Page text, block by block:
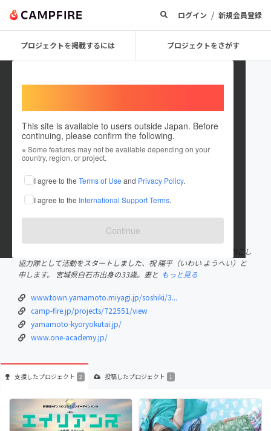
ログイン / 新規会員登録
プロジェクトを掲載するには プロジェクトをさがす
This site is available to users outside Japan. Before
continuing, please confirm the following.
※ Some features may not be available depending on your
country, region, or project.
I agree to the Terms of Use and Privacy Policy.
I agree to the International Support Terms.
Continue
祝陽平/宮城県・山元町地域おこし
プロジェクトオーナー
これまでに2回支援して1件のプロジェクトを投稿しています
在住国：日本 現在地：未設定
出身地：未設定
皆さま、はじめまして！ 2025年7月より、宮城県・山元町の地域おこし
協力隊として活動をスタートしました、祝 陽平（いわい ようへい）と
申します。 宮城県白石市出身の33歳。妻と もっと見る
www.town.yamamoto.miyagi.jp/soshiki/3...
camp-fire.jp/projects/722551/view
yamamoto-kyoryokutai.jp/
www.one-academy.jp/
支援したプロジェクト 2 投稿したプロジェクト 1